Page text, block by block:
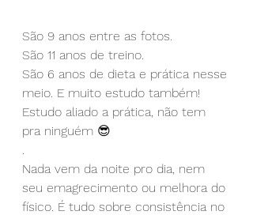
São 9 anos entre as fotos.
São 11 anos de treino.
São 6 anos de dieta e prática nesse
meio. E muito estudo também!
Estudo aliado a prática, não tem
pra ninguém 😎
Nada vem da noite pro dia, nem
seu emagrecimento ou melhora do
físico. É tudo sobre consistência no